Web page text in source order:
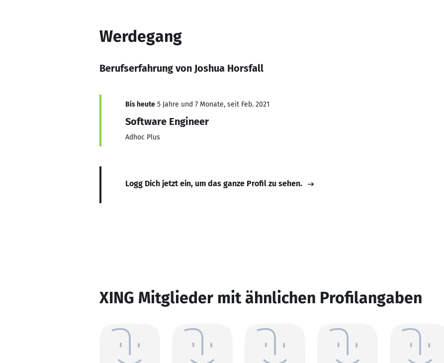
Werdegang
Berufserfahrung von Joshua Horsfall
Bis heute 5 Jahre und 7 Monate, seit Feb. 2021
Software Engineer
Adhoc Plus
Logg Dich jetzt ein, um das ganze Profil zu sehen.
XING Mitglieder mit ähnlichen Profilangaben